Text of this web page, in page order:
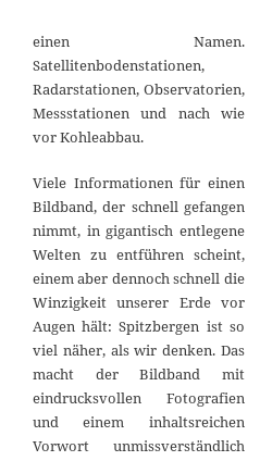
p
r
i
l
2
0
2
einen Namen.
Satellitenbodenstationen,
Radarstationen, Observatorien,
Messstationen und nach wie
vor Kohleabbau.
Viele Informationen für einen
Bildband, der schnell gefangen
nimmt, in gigantisch entlegene
Welten zu entführen scheint,
einem aber dennoch schnell die
Winzigkeit unserer Erde vor
Augen hält: Spitzbergen ist so
viel näher, als wir denken. Das
macht der Bildband mit
eindrucksvollen Fotografien
und einem inhaltsreichen
Vorwort unmissverständlich